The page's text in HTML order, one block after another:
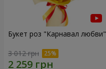
Букет роз "Карнавал любви"
3 012 грн